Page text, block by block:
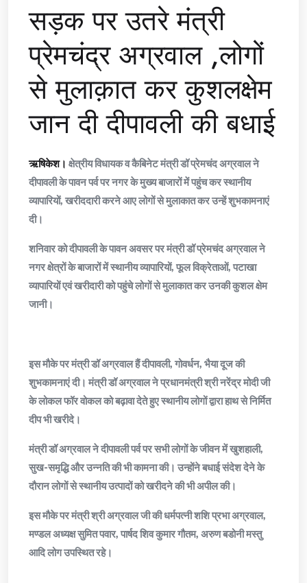
सड़क पर उतरे मंत्री
प्रेमचंद्र अग्रवाल ,लोगों
से मुलाक़ात कर कुशलक्षेम
जान दी दीपावली की बधाई
ऋषिकेश। क्षेत्रीय विधायक व कैबिनेट मंत्री डॉ प्रेमचंद अग्रवाल ने
दीपावली के पावन पर्व पर नगर के मुख्य बाजारों में पहुंच कर स्थानीय
व्यापारियों, खरीददारी करने आए लोगों से मुलाकात कर उन्हें शुभकामनाएं
दी।
शनिवार को दीपावली के पावन अवसर पर मंत्री डॉ प्रेमचंद अग्रवाल ने
नगर क्षेत्रों के बाजारों में स्थानीय व्यापारियों, फूल विक्रेताओं, पटाखा
व्यापारियों एवं खरीदारी को पहुंचे लोगों से मुलाकात कर उनकी कुशल क्षेम
जानी।
इस मौके पर मंत्री डॉ अग्रवाल हैं दीपावली, गोवर्धन, भैया दूज की
शुभकामनाएं दी। मंत्री डॉ अग्रवाल ने प्रधानमंत्री श्री नरेंद्र मोदी जी
के लोकल फॉर वोकल को बढ़ावा देते हुए स्थानीय लोगों द्वारा हाथ से निर्मित
दीप भी खरीदे।
मंत्री डॉ अग्रवाल ने दीपावली पर्व पर सभी लोगों के जीवन में खुशहाली,
सुख-समृद्धि और उन्नति की भी कामना की। उन्होंने बधाई संदेश देने के
दौरान लोगों से स्थानीय उत्पादों को खरीदने की भी अपील की।
इस मौके पर मंत्री श्री अग्रवाल जी की धर्मपत्नी शशि प्रभा अग्रवाल,
मण्डल अध्यक्ष सुमित पवार, पार्षद शिव कुमार गौतम, अरुण बडोनी मस्तु
आदि लोग उपस्थित रहे।